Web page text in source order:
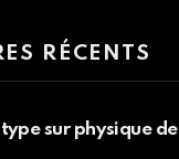
RÉCENTS
sur physique de